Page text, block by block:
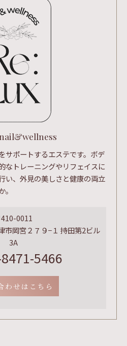
サポートするエステです。ボデ
なトレーニングやリフェイスに
い、外見の美しさと健康の両立
410-0011
市岡宮２７９−１ 持田第2ビル
3A
5466
わせはこちら